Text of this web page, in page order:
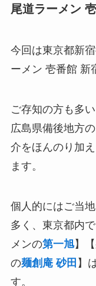
尾道ラーメン
今回は東京都新
ーメン 壱番館 新
ご存知の方も多
広島県備後地方
介をほんのり加
ます。
個人的にはご当
多く、東京都内
メンの第一旭】
の麺創庵 砂田 】
す。